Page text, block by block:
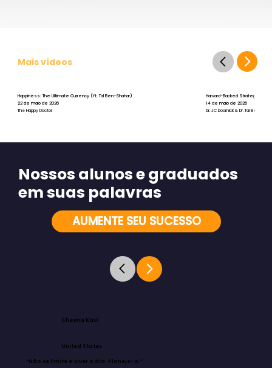
Mais vídeos
Happiness: The Ultimate Currency (ft. Tal Ben-Shahar)
22 de maio de 2026
The Happy Doctor
Harvard-Backed Strategies for
14 de maio de 2026
Dr. JC Doornick & Dr. Tal Ben-
AUMENTE SEU SUCESSO
Nossos alunos e graduados
em suas palavras
Cheena Kaul
United States
“Não se limite a viver o dia. Planeje-o.”